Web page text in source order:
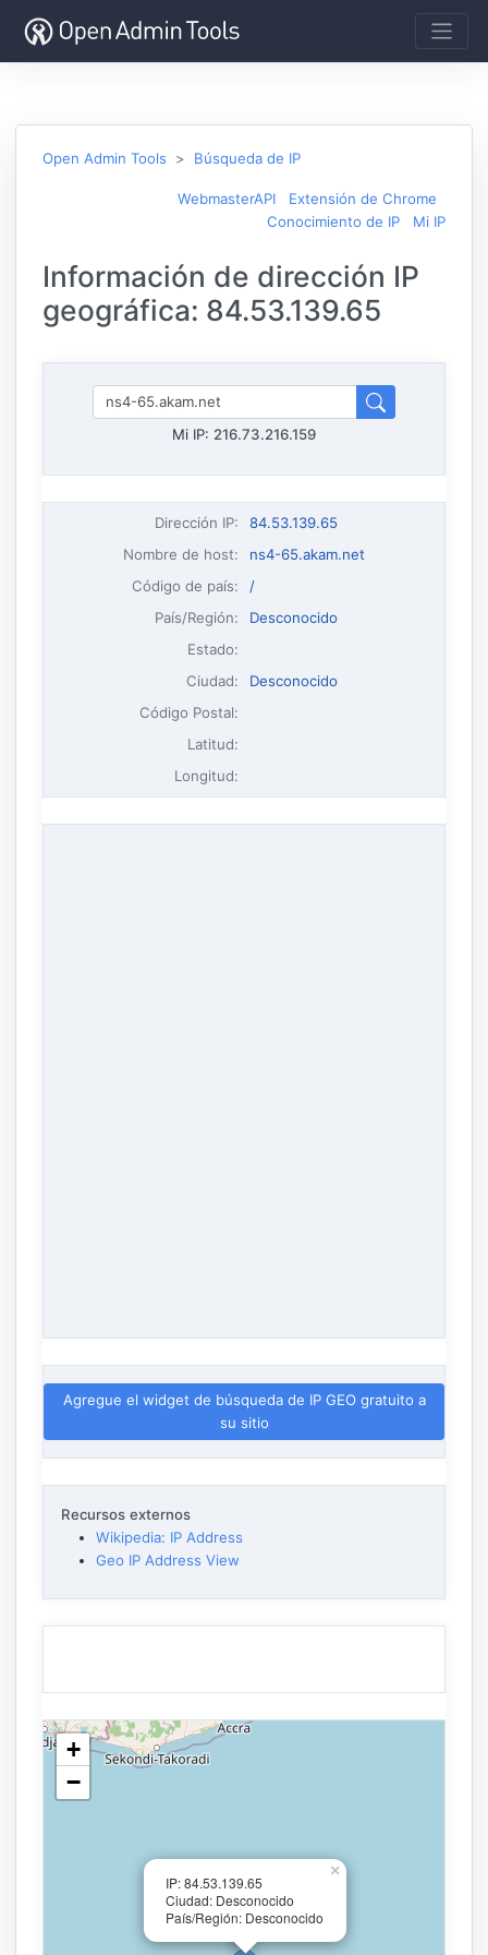
Open Admin Tools Búsqueda de IP
WebmasterAPI
Extensión de Chrome
Conocimiento de IP
Mi IP
Información de dirección IP
geográfica: 84.53.139.65
Mi IP: 216.73.216.159
Dirección IP:
84.53.139.65
Nombre de host:
ns4-65.akam.net
Código de país:
/
País/Región:
Desconocido
Estado:
Ciudad:
Desconocido
Código Postal:
Latitud:
Longitud:
Agregue el widget de búsqueda de IP GEO gratuito a
su sitio
Recursos externos
Wikipedia: IP Address
Geo IP Address View
IP: 84.53.139.65
Ciudad: Desconocido
País/Región: Desconocido
×
+
−